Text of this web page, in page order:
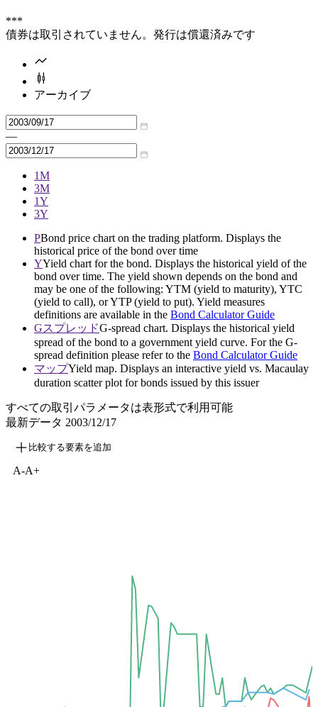
***
債券は取引されていません。発行は償還済みです
アーカイブ
—
1M
3M
1Y
3Y
PBond price chart on the trading platform. Displays the
historical price of the bond over time
YYield chart for the bond. Displays the historical yield of the
bond over time. The yield shown depends on the bond and
may be one of the following: YTM (yield to maturity), YTC
(yield to call), or YTP (yield to put). Yield measures
definitions are available in the Bond Calculator Guide
GスプレッドG-spread chart. Displays the historical yield
spread of the bond to a government yield curve. For the G-
spread definition please refer to the Bond Calculator Guide
マップYield map. Displays an interactive yield vs. Macaulay
duration scatter plot for bonds issued by this issuer
すべての取引パラメータは表形式で利用可能
最新データ 2003/12/17
比較する要素を追加